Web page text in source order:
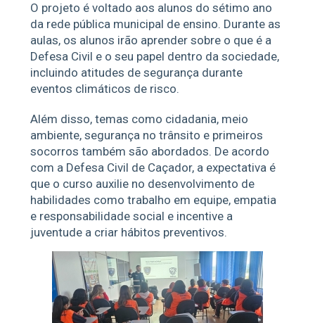
O projeto é voltado aos alunos do sétimo ano
da rede pública municipal de ensino. Durante as
aulas, os alunos irão aprender sobre o que é a
Defesa Civil e o seu papel dentro da sociedade,
incluindo atitudes de segurança durante
eventos climáticos de risco.
Além disso, temas como cidadania, meio
ambiente, segurança no trânsito e primeiros
socorros também são abordados. De acordo
com a Defesa Civil de Caçador, a expectativa é
que o curso auxilie no desenvolvimento de
habilidades como trabalho em equipe, empatia
e responsabilidade social e incentive a
juventude a criar hábitos preventivos.